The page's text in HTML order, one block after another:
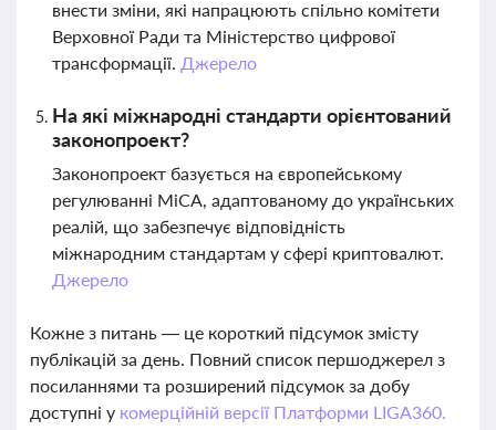
внести зміни, які напрацюють спільно комітети
Верховної Ради та Міністерство цифрової
трансформації. Джерело
На які міжнародні стандарти орієнтований
законопроект?
Законопроект базується на європейському
регулюванні MiCA, адаптованому до українських
реалій, що забезпечує відповідність
міжнародним стандартам у сфері криптовалют.
Джерело
Кожне з питань — це короткий підсумок змісту
публікацій за день. Повний список першоджерел з
посиланнями та розширений підсумок за добу
доступні у комерційній версії Платформи LIGA360.